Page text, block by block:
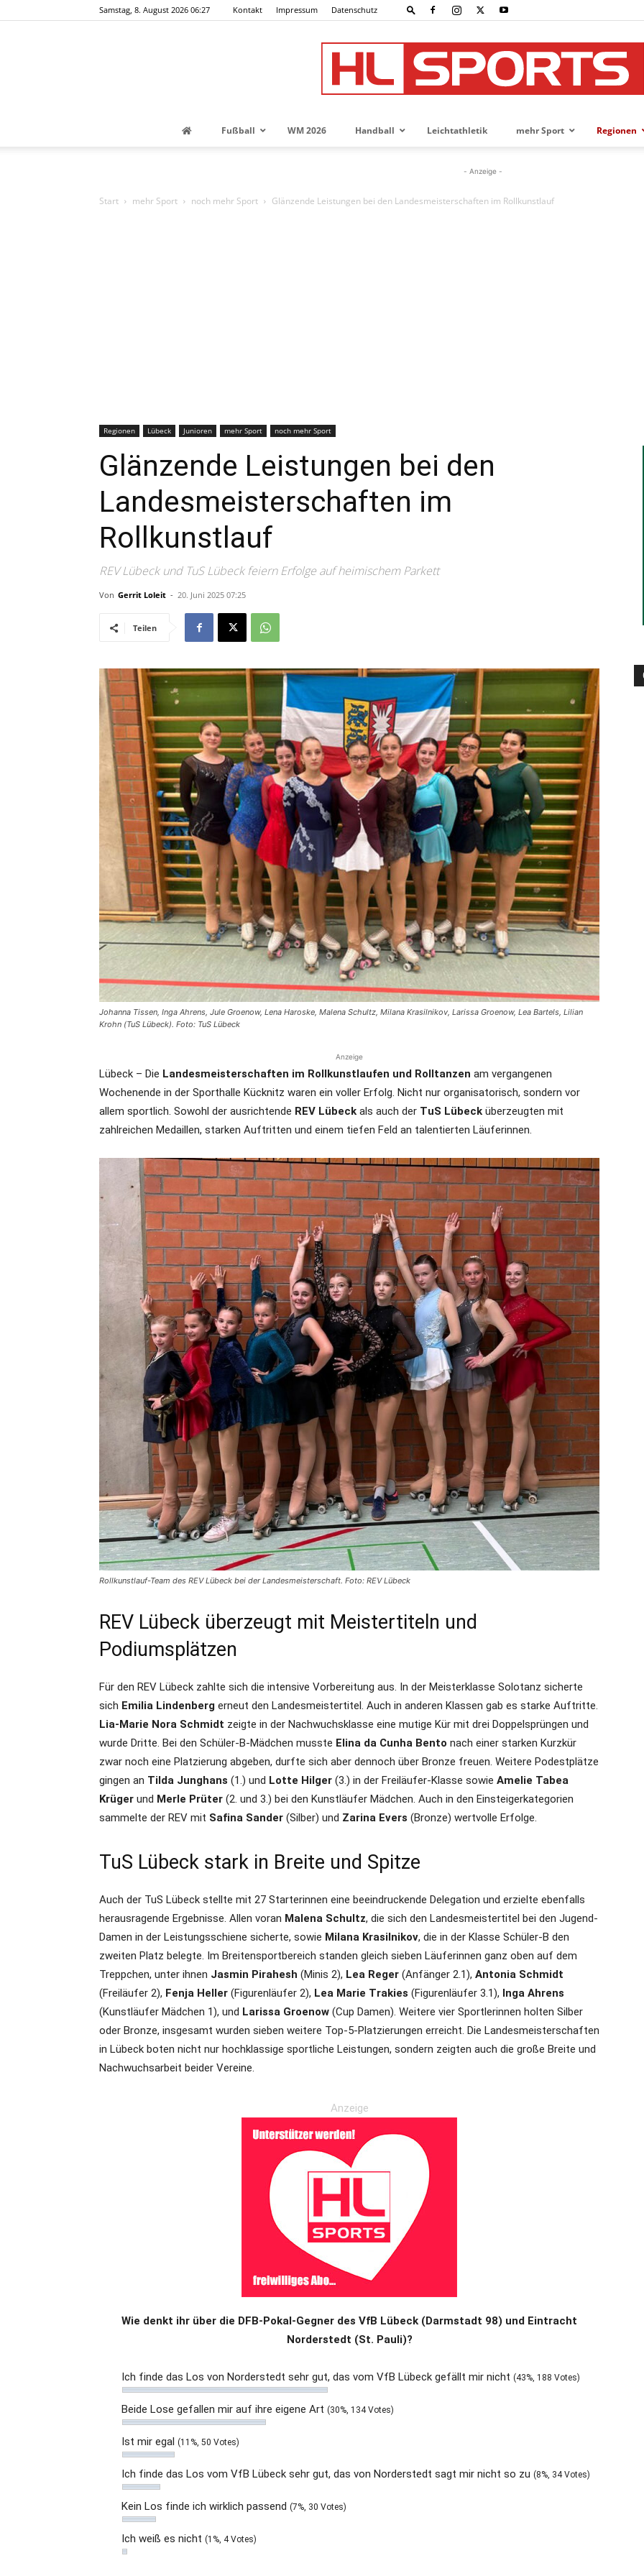
Samstag, 8. August 2026 06:27 Kontakt Impressum Datenschutz
die
Region
Lübeck
Fußball WM 2026 Handball Leichtathletik mehr Sport Regionen
- Anzeige -
Start mehr Sport noch mehr Sport Glänzende Leistungen bei den Landesmeisterschaften im Rollkunstlauf
Regionen Lübeck Junioren mehr Sport noch mehr Sport
Glänzende Leistungen bei den
Landesmeisterschaften im
Rollkunstlauf
REV Lübeck und TuS Lübeck feiern Erfolge auf heimischem Parkett
Von Gerrit Loleit - 20. Juni 2025 07:25
Teilen
Johanna Tissen, Inga Ahrens, Jule Groenow, Lena Haroske, Malena Schultz, Milana Krasilnikov, Larissa Groenow, Lea Bartels, Lilian
Krohn (TuS Lübeck). Foto: TuS Lübeck
Anzeige
Lübeck – Die Landesmeisterschaften im Rollkunstlaufen und Rolltanzen am vergangenen
Wochenende in der Sporthalle Kücknitz waren ein voller Erfolg. Nicht nur organisatorisch, sondern vor
allem sportlich. Sowohl der ausrichtende REV Lübeck als auch der TuS Lübeck überzeugten mit
zahlreichen Medaillen, starken Auftritten und einem tiefen Feld an talentierten Läuferinnen.
Rollkunstlauf-Team des REV Lübeck bei der Landesmeisterschaft. Foto: REV Lübeck
REV Lübeck überzeugt mit Meistertiteln und
Podiumsplätzen
Für den REV Lübeck zahlte sich die intensive Vorbereitung aus. In der Meisterklasse Solotanz sicherte
sich Emilia Lindenberg erneut den Landesmeistertitel. Auch in anderen Klassen gab es starke Auftritte.
Lia-Marie Nora Schmidt zeigte in der Nachwuchsklasse eine mutige Kür mit drei Doppelsprüngen und
wurde Dritte. Bei den Schüler-B-Mädchen musste Elina da Cunha Bento nach einer starken Kurzkür
zwar noch eine Platzierung abgeben, durfte sich aber dennoch über Bronze freuen. Weitere Podestplätze
gingen an Tilda Junghans (1.) und Lotte Hilger (3.) in der Freiläufer-Klasse sowie Amelie Tabea
Krüger und Merle Prüter (2. und 3.) bei den Kunstläufer Mädchen. Auch in den Einsteigerkategorien
sammelte der REV mit Safina Sander (Silber) und Zarina Evers (Bronze) wertvolle Erfolge.
TuS Lübeck stark in Breite und Spitze
Auch der TuS Lübeck stellte mit 27 Starterinnen eine beeindruckende Delegation und erzielte ebenfalls
herausragende Ergebnisse. Allen voran Malena Schultz, die sich den Landesmeistertitel bei den Jugend-
Damen in der Leistungsschiene sicherte, sowie Milana Krasilnikov, die in der Klasse Schüler-B den
zweiten Platz belegte. Im Breitensportbereich standen gleich sieben Läuferinnen ganz oben auf dem
Treppchen, unter ihnen Jasmin Pirahesh (Minis 2), Lea Reger (Anfänger 2.1), Antonia Schmidt
(Freiläufer 2), Fenja Heller (Figurenläufer 2), Lea Marie Trakies (Figurenläufer 3.1), Inga Ahrens
(Kunstläufer Mädchen 1), und Larissa Groenow (Cup Damen). Weitere vier Sportlerinnen holten Silber
oder Bronze, insgesamt wurden sieben weitere Top-5-Platzierungen erreicht. Die Landesmeisterschaften
in Lübeck boten nicht nur hochklassige sportliche Leistungen, sondern zeigten auch die große Breite und
Nachwuchsarbeit beider Vereine.
Anzeige
Wie denkt ihr über die DFB-Pokal-Gegner des VfB Lübeck (Darmstadt 98) und Eintracht
Norderstedt (St. Pauli)?
Ich finde das Los von Norderstedt sehr gut, das vom VfB Lübeck gefällt mir nicht (43%, 188 Votes)
Beide Lose gefallen mir auf ihre eigene Art (30%, 134 Votes)
Ist mir egal (11%, 50 Votes)
Ich finde das Los vom VfB Lübeck sehr gut, das von Norderstedt sagt mir nicht so zu (8%, 34 Votes)
Kein Los finde ich wirklich passend (7%, 30 Votes)
Ich weiß es nicht (1%, 4 Votes)